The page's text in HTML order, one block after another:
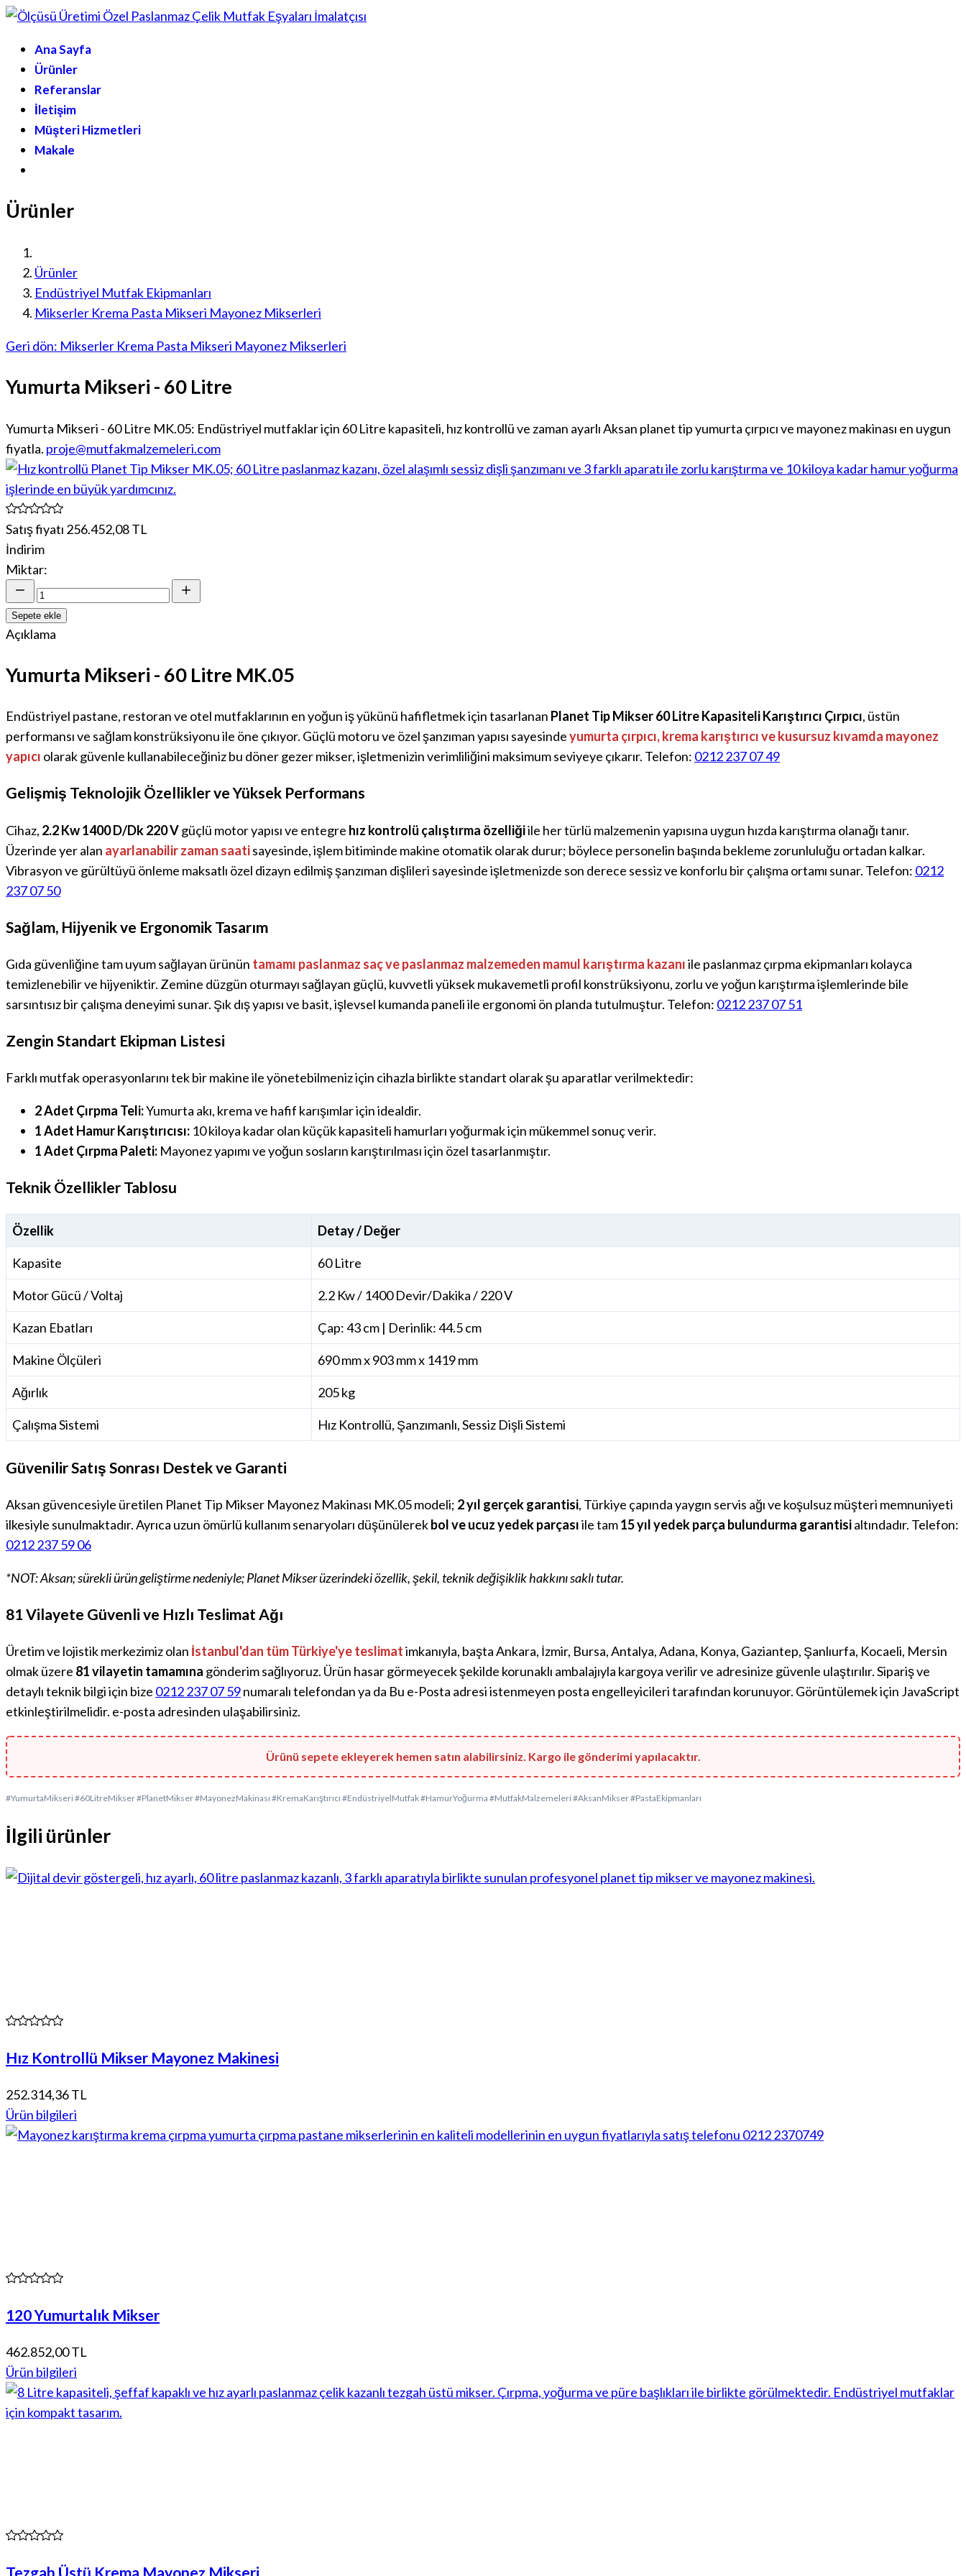
Ana Sayfa
Ürünler
Referanslar
İletişim
Müşteri Hizmetleri
Makale
Ürünler
Ürünler
Endüstriyel Mutfak Ekipmanları
Mikserler Krema Pasta Mikseri Mayonez Mikserleri
Geri dön: Mikserler Krema Pasta Mikseri Mayonez Mikserleri
Yumurta Mikseri - 60 Litre
Yumurta Mikseri - 60 Litre MK.05: Endüstriyel mutfaklar için 60 Litre kapasiteli, hız kontrollü ve zaman ayarlı Aksan planet tip yumurta çırpıcı ve mayonez makinası en uygun
fiyatla. proje@mutfakmalzemeleri.com
Satış fiyatı 256.452,08 TL
İndirim
Miktar:
Sepete ekle
Açıklama
Yumurta Mikseri - 60 Litre MK.05
Endüstriyel pastane, restoran ve otel mutfaklarının en yoğun iş yükünü hafifletmek için tasarlanan Planet Tip Mikser 60 Litre Kapasiteli Karıştırıcı Çırpıcı, üstün
performansı ve sağlam konstrüksiyonu ile öne çıkıyor. Güçlü motoru ve özel şanzıman yapısı sayesindeyumurta çırpıcı, krema karıştırıcı ve kusursuz kıvamda mayonez
yapıcı olarak güvenle kullanabileceğiniz bu döner gezer mikser, işletmenizin verimliliğini maksimum seviyeye çıkarır. Telefon: 0212 237 07 49
Gelişmiş Teknolojik Özellikler ve Yüksek Performans
Cihaz, 2.2 Kw 1400 D/Dk 220 Vgüçlü motor yapısı ve entegre hız kontrolü çalıştırma özelliğiile her türlü malzemenin yapısına uygun hızda karıştırma olanağı tanır.
Üzerinde yer alan ayarlanabilir zaman saatisayesinde, işlem bitiminde makine otomatik olarak durur; böylece personelin başında bekleme zorunluluğu ortadan kalkar.
Vibrasyon ve gürültüyü önleme maksatlı özel dizayn edilmiş şanzıman dişlileri sayesinde işletmenizde son derece sessiz ve konforlu bir çalışma ortamı sunar. Telefon: 0212
237 07 50
Sağlam, Hijyenik ve Ergonomik Tasarım
Gıda güvenliğine tam uyum sağlayan ürünün tamamı paslanmaz saç ve paslanmaz malzemeden mamul karıştırma kazanıile paslanmaz çırpma ekipmanları kolayca
temizlenebilir ve hijyeniktir. Zemine düzgün oturmayı sağlayan güçlü, kuvvetli yüksek mukavemetli profil konstrüksiyonu, zorlu ve yoğun karıştırma işlemlerinde bile
sarsıntısız bir çalışma deneyimi sunar. Şık dış yapısı ve basit, işlevsel kumanda paneli ile ergonomi ön planda tutulmuştur. Telefon: 0212 237 07 51
Zengin Standart Ekipman Listesi
Farklı mutfak operasyonlarını tek bir makine ile yönetebilmeniz için cihazla birlikte standart olarak şu aparatlar verilmektedir:
2 Adet Çırpma Teli:Yumurta akı, krema ve hafif karışımlar için idealdir.
1 Adet Hamur Karıştırıcısı: 10 kiloya kadar olan küçük kapasiteli hamurları yoğurmak için mükemmel sonuç verir.
1 Adet Çırpma Paleti: Mayonez yapımı ve yoğun sosların karıştırılması için özel tasarlanmıştır.
Teknik Özellikler Tablosu
Özellik Detay / Değer
Kapasite 60 Litre
Motor Gücü / Voltaj 2.2 Kw / 1400 Devir/Dakika / 220 V
Kazan Ebatları Çap: 43 cm | Derinlik: 44.5 cm
Makine Ölçüleri 690 mm x 903 mm x 1419 mm
Ağırlık 205 kg
Çalışma Sistemi Hız Kontrollü, Şanzımanlı, Sessiz Dişli Sistemi
Güvenilir Satış Sonrası Destek ve Garanti
Aksan güvencesiyle üretilen Planet Tip Mikser Mayonez Makinası MK.05 modeli; 2 yıl gerçek garantisi, Türkiye çapında yaygın servis ağı ve koşulsuz müşteri memnuniyeti
ilkesiyle sunulmaktadır. Ayrıca uzun ömürlü kullanım senaryoları düşünülerekbol ve ucuz yedek parçasıile tam15 yıl yedek parça bulundurma garantisialtındadır. Telefon:
0212 237 59 06
*NOT: Aksan; sürekli ürün geliştirme nedeniyle; Planet Mikser üzerindeki özellik, şekil, teknik değişiklik hakkını saklı tutar.
81 Vilayete Güvenli ve Hızlı Teslimat Ağı
Üretim ve lojistik merkezimiz olan İstanbul'dan tüm Türkiye'ye teslimatimkanıyla, başta Ankara, İzmir, Bursa, Antalya, Adana, Konya, Gaziantep, Şanlıurfa, Kocaeli, Mersin
olmak üzere 81 vilayetin tamamına gönderim sağlıyoruz. Ürün hasar görmeyecek şekilde korunaklı ambalajıyla kargoya verilir ve adresinize güvenle ulaştırılır. Sipariş ve
detaylı teknik bilgi için bize 0212 237 07 59numaralı telefondan ya da Bu e-Posta adresi istenmeyen posta engelleyicileri tarafından korunuyor. Görüntülemek için JavaScript
etkinleştirilmelidir. e-posta adresinden ulaşabilirsiniz.
Ürünü sepete ekleyerek hemen satın alabilirsiniz. Kargo ile gönderimi yapılacaktır.
#YumurtaMikseri #60LitreMikser #PlanetMikser #MayonezMakinası #KremaKarıştırıcı #EndüstriyelMutfak #HamurYoğurma #MutfakMalzemeleri #AksanMikser #PastaEkipmanları
İlgili ürünler
Hız Kontrollü Mikser Mayonez Makinesi
252.314,36 TL
Ürün bilgileri
120 Yumurtalık Mikser
462.852,00 TL
Ürün bilgileri
Tezgah Üstü Krema Mayonez Mikseri